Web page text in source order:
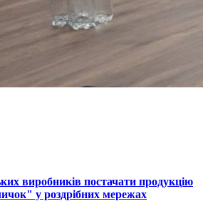
виробників постачати продукцію
у роздрібних мережах